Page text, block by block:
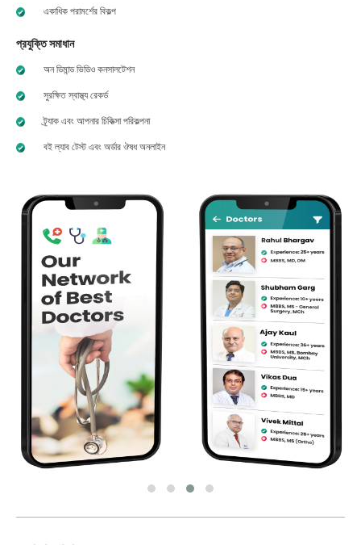
একাধিক পরামর্শের বিকল্প
প্রযুক্তি সমাধান
অন ডিমান্ড ভিডিও কনসালটেশন
সুরক্ষিত স্বাস্থ্য রেকর্ড
ট্র্যাক এবং আপনার চিকিত্সা পরিকল্পনা
বই ল্যাব টেস্ট এবং অর্ডার ঔষধ অনলাইন